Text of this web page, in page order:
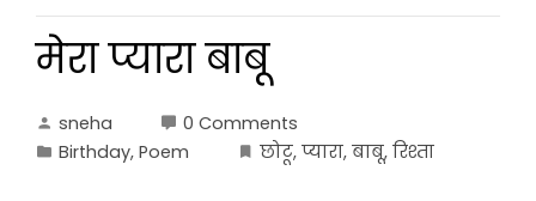
मेरा प्यारा बाबू
sneha
0 Comments
Birthday, Poem छोटू, प्यारा, बाबू, रिश्ता